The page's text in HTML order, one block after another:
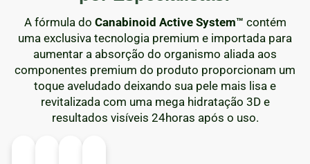
A fórmula do Canabinoid Active System™ contém
uma exclusiva tecnologia premium e importada para
aumentar a absorção do organismo aliada aos
componentes premium do produto proporcionam um
toque aveludado deixando sua pele mais lisa e
revitalizada com uma mega hidratação 3D e
resultados visíveis 24horas após o uso.